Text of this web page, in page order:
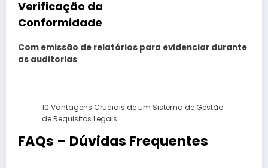
Verificação da
Conformidade
Com emissão de relatórios para evidenciar durante
as auditorias
10 Vantagens Cruciais de um Sistema de Gestão
de Requisitos Legais
FAQs – Dúvidas Frequentes